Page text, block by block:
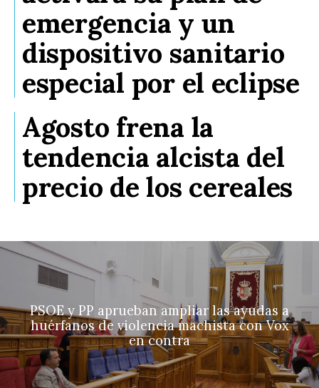
emergencia y un
dispositivo sanitario
especial por el eclipse
Agosto frena la
tendencia alcista del
precio de los cereales
PSOE y PP aprueban ampliar las ayudas a
huérfanos de violencia machista con Vox
en contra